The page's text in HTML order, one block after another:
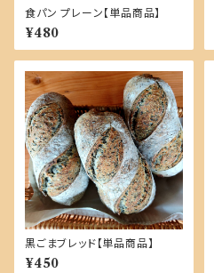
食パン プレーン【単品商品】
¥480
黒ごまブレッド【単品商品】
¥450